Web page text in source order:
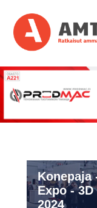
Konepaja
Expo -
2024